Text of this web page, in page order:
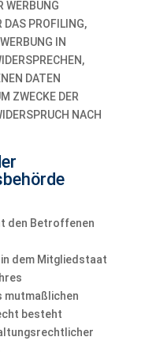
WERBUNG
DAS PROFILING,
IN
DATEN
ZWECKE DER
NACH
den Betroffenen
dem Mitgliedstaat
mutmaßlichen
besteht